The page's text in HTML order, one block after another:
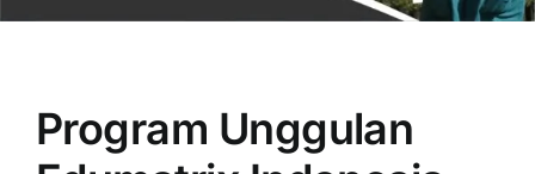
CONTACT US
Program Unggulan